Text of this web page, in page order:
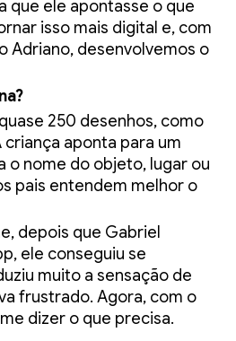
que ele apontasse o que
isso mais digital e, com
Adriano, desenvolvemos o
250 desenhos, como
aponta para um
o nome do objeto, lugar ou
pais entendem melhor o
depois que Gabriel
ele conseguiu se
muito a sensação de
frustrado. Agora, com o
dizer o que precisa.